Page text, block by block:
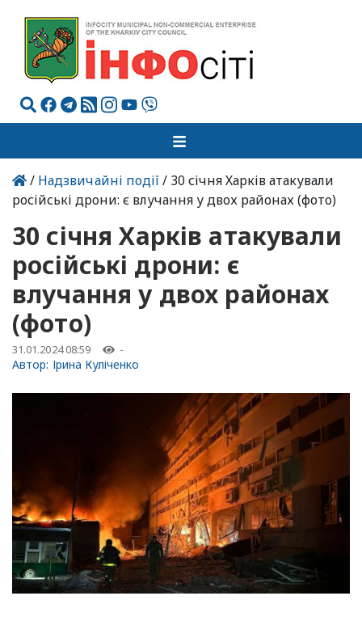
/ Надзвичайні події / 30 січня Харків атакували
російські дрони: є влучання у двох районах (фото)
30 січня Харків атакували
російські дрони: є
влучання у двох районах
(фото)
31.01.2024 08:59 -
Автор: Ірина Куліченко